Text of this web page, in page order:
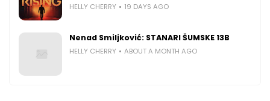
HELLY CHERRY 19 DAYS AGO
Nenad Smiljković: STANARI ŠUMSKE 13B
HELLY CHERRY ABOUT A MONTH AGO